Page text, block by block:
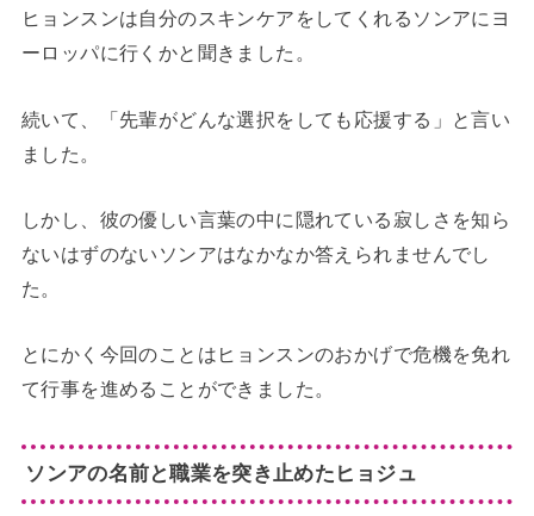
ヒョンスンは自分のスキンケアをしてくれるソンアにヨ
ーロッパに行くかと聞きました。
続いて、「先輩がどんな選択をしても応援する」と言い
ました。
しかし、彼の優しい言葉の中に隠れている寂しさを知ら
ないはずのないソンアはなかなか答えられませんでし
た。
とにかく今回のことはヒョンスンのおかげで危機を免れ
て行事を進めることができました。
ソンアの名前と職業を突き止めたヒョジュ